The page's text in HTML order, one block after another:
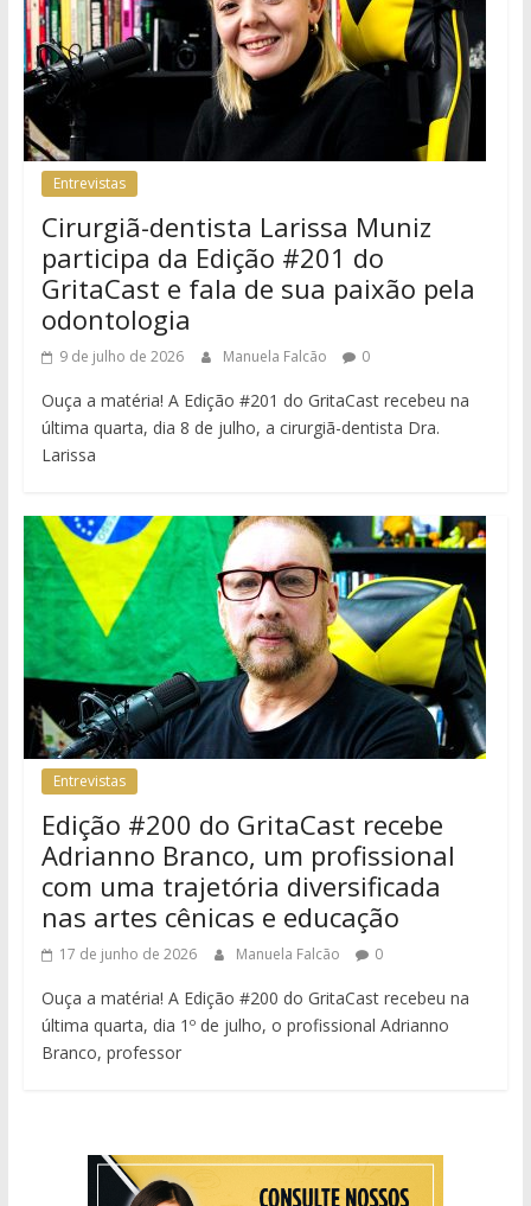
Entrevistas
Cirurgiã-dentista Larissa Muniz
participa da Edição #201 do
GritaCast e fala de sua paixão pela
odontologia
9 de julho de 2026 Manuela Falcão 0
Ouça a matéria! A Edição #201 do GritaCast recebeu na
última quarta, dia 8 de julho, a cirurgiã-dentista Dra.
Larissa
Entrevistas
Edição #200 do GritaCast recebe
Adrianno Branco, um profissional
com uma trajetória diversificada
nas artes cênicas e educação
17 de junho de 2026 Manuela Falcão 0
Ouça a matéria! A Edição #200 do GritaCast recebeu na
última quarta, dia 1º de julho, o profissional Adrianno
Branco, professor